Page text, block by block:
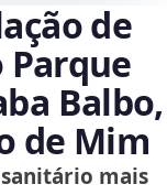
de
Parque
Balbo,
de Mim
mais